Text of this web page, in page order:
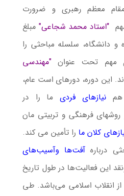
معظم رهبری و ضرورت
"استاد محمد شجاعی"مبلغ
دانشگاه، سلسله مباحثی را
مهم تحت عنوان "مهندسی
این دوره، دوره­ای است عام،
هم نیازهای فردی ما را در
فرهنگی و تربیتی مان
کلان ما را تأمین می کند.
درباره آفت‌ها وآسیب‌های
این فعالیت‌ها در طول تاریخ
انقلاب اسلامی می‌باشد. طی